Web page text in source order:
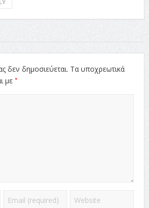
δεν δημοσιεύεται. Τα υποχρεωτικά
με *